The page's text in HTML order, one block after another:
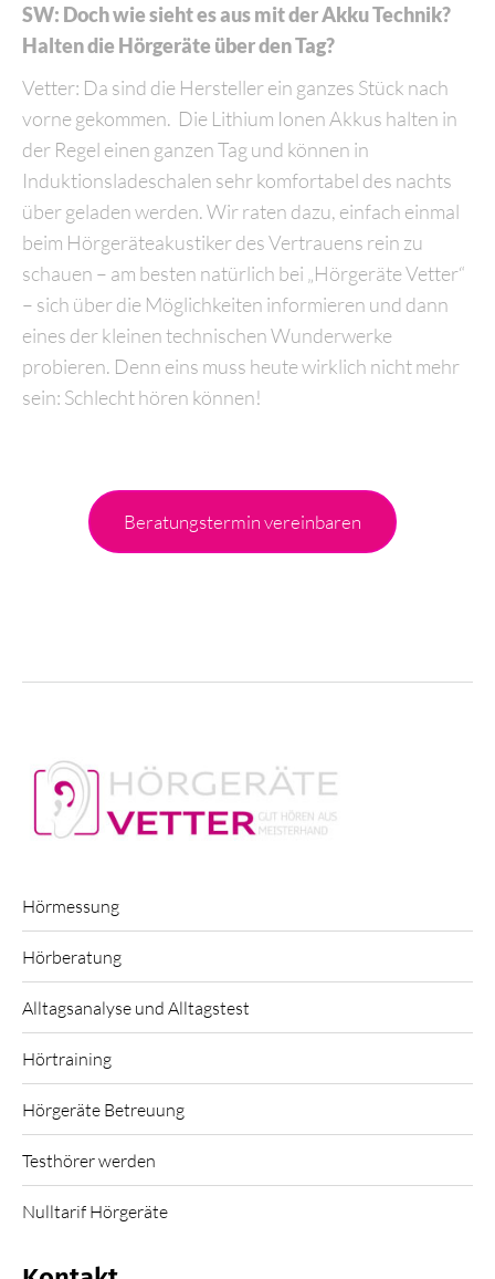
SW: Doch wie sieht es aus mit der Akku Technik?
Halten die Hörgeräte über den Tag?
Vetter: Da sind die Hersteller ein ganzes Stück nach
vorne gekommen. Die Lithium Ionen Akkus halten in
der Regel einen ganzen Tag und können in
Induktionsladeschalen sehr komfortabel des nachts
über geladen werden. Wir raten dazu, einfach einmal
beim Hörgeräteakustiker des Vertrauens rein zu
schauen – am besten natürlich bei „Hörgeräte Vetter“
– sich über die Möglichkeiten informieren und dann
eines der kleinen technischen Wunderwerke
probieren. Denn eins muss heute wirklich nicht mehr
sein: Schlecht hören können!
Beratungstermin vereinbaren
Hörmessung
Hörberatung
Alltagsanalyse und Alltagstest
Hörtraining
Hörgeräte Betreuung
Testhörer werden
Nulltarif Hörgeräte